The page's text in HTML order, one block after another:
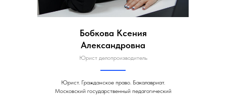
Бобкова Ксения
Александровна
Юрист делопроизводитель
Юрист. Гражданское право. Бакалавриат.
Московский государственный педагогический